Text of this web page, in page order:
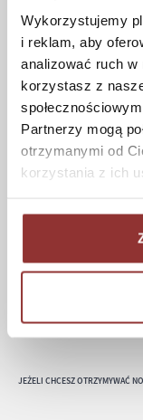
Wykorzystujemy
i reklam, aby
analizować ruch
korzystasz z
Partnerzy mogą
otrzymanymi od
korzystania z ich
JEŻELI CHCESZ OTRZYMYWAĆ